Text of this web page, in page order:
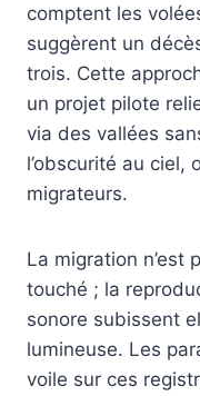
comptent les
suggèrent un
trois. Cette
un projet pilote
via des vallées
l’obscurité au ciel,
migrateurs.
La migration n’est
touché ; la
sonore subissent
lumineuse. Les
voile sur ces